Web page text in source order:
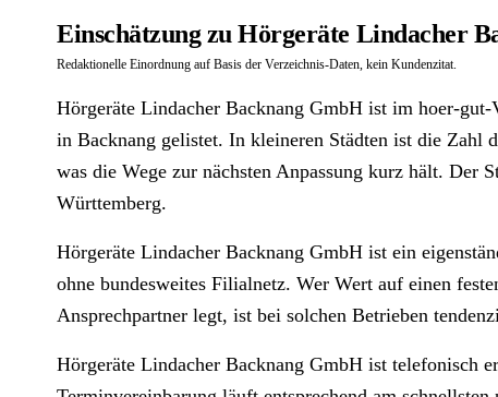
Einschätzung zu Hörgeräte Lindacher
Redaktionelle Einordnung auf Basis der Verzeichnis-Daten, kein Kundenzitat.
Hörgeräte Lindacher Backnang GmbH ist im hoer-
in Backnang gelistet. In kleineren Städten ist die Zahl
was die Wege zur nächsten Anpassung kurz hält. Der
Württemberg.
Hörgeräte Lindacher Backnang GmbH ist ein
ohne bundesweites Filialnetz. Wer Wert auf einen
Ansprechpartner legt, ist bei solchen Betrieben
Hörgeräte Lindacher Backnang GmbH ist telefonisch